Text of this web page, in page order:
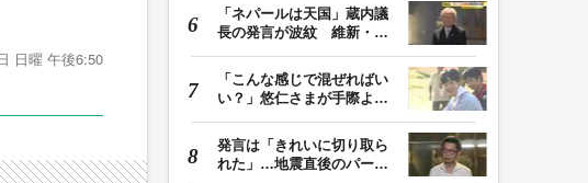
日曜 午後6:50
「ネパールは天国」蔵内議
長の発言が波紋 維新・吉
「こんな感じで混ぜればい
い？」悠仁さまが手際よく
発言は「きれいに切り取ら
れた」…地震直後のパーテ